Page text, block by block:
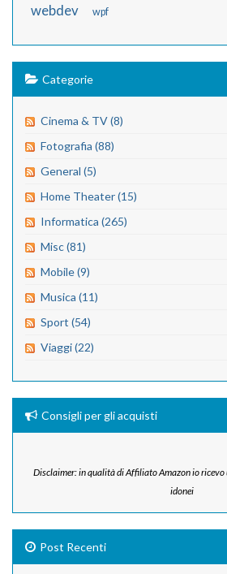
webdev wpf
Categorie
Cinema & TV (8)
Fotografia (88)
General (5)
Home Theater (15)
Informatica (265)
Misc (81)
Mobile (9)
Musica (11)
Sport (54)
Viaggi (22)
Consigli per gli acquisti
Disclaimer: in qualità di Affiliato Amazon io
idonei
Post Recenti